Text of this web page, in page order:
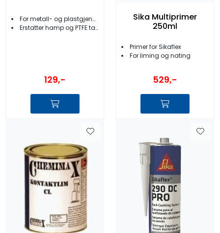
For metall- og plastgjenger
Erstatter hamp og PTFE tape
129,-
Sika Multiprimer
250ml
Primer for Sikaflex
For liming og nating
529,-